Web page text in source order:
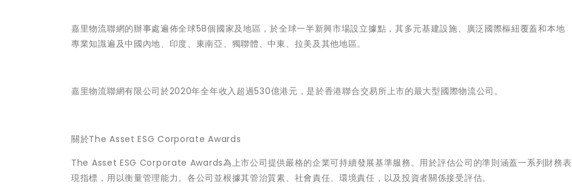
嘉里物流聯網的辦事處遍佈全球58個國家及地區，於全球一半新興市場設立據點，其多元基建設施、廣泛國際樞紐覆蓋和本地
專業知識遍及中國內地、印度、東南亞、獨聯體、中東、拉美及其他地區。
嘉里物流聯網有限公司於2020年全年收入超過530億港元，是於香港聯合交易所上市的最大型國際物流公司。
關於The Asset ESG Corporate Awards
The Asset ESG Corporate Awards為上市公司提供嚴格的企業可持續發展基準服務。用於評估公司的準則涵蓋一系列財務表
現指標，用以衡量管理能力。各公司並根據其管治質素、社會責任、環境責任，以及投資者關係接受評估。